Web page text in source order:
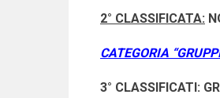
2° CLASSIFICATA:
CATEGORIA
3° CLASSIFICATI: